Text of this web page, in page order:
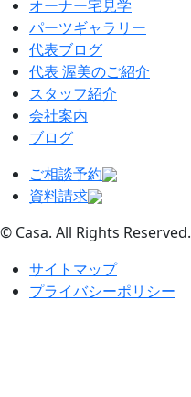
オーナー宅見学
パーツギャラリー
代表ブログ
代表 渥美のご紹介
スタッフ紹介
会社案内
ブログ
ご相談予約
資料請求
© Casa. All Rights Reserved.
サイトマップ
プライバシーポリシー